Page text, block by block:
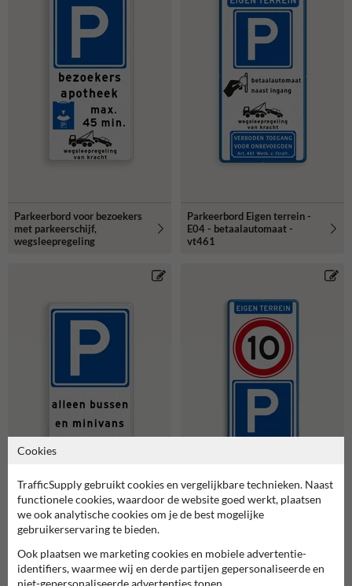
Parkeerbord voor bezoekers
met parkeerschijf,
wegsleepregeling
Parkeerbord Eigen terrein -
E04 - betaalautomaat -
vt461
Parkeerbord voor bussen en
wegsleepregeling
terrein met snelheid en
parkeerbord
Cookies
TrafficSupply gebruikt cookies en vergelijkbare technieken. Naast
functionele cookies, waardoor de website goed werkt, plaatsen
we ook analytische cookies om je de best mogelijke
gebruikerservaring te bieden.
Ook plaatsen we marketing cookies en mobiele advertentie-
identifiers, waarmee wij en derde partijen gepersonaliseerde en
niet-gepersonaliseerde advertenties tonen